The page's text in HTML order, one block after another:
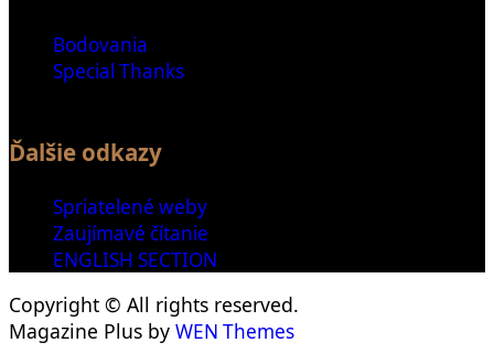
Bodovania
Special Thanks
Ďalšie odkazy
Spriatelené weby
Zaujímavé čítanie
ENGLISH SECTION
Copyright © All rights reserved.
Magazine Plus by WEN Themes